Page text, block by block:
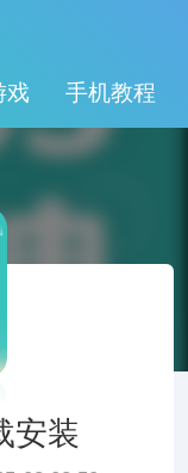
戏 手机教程
安装